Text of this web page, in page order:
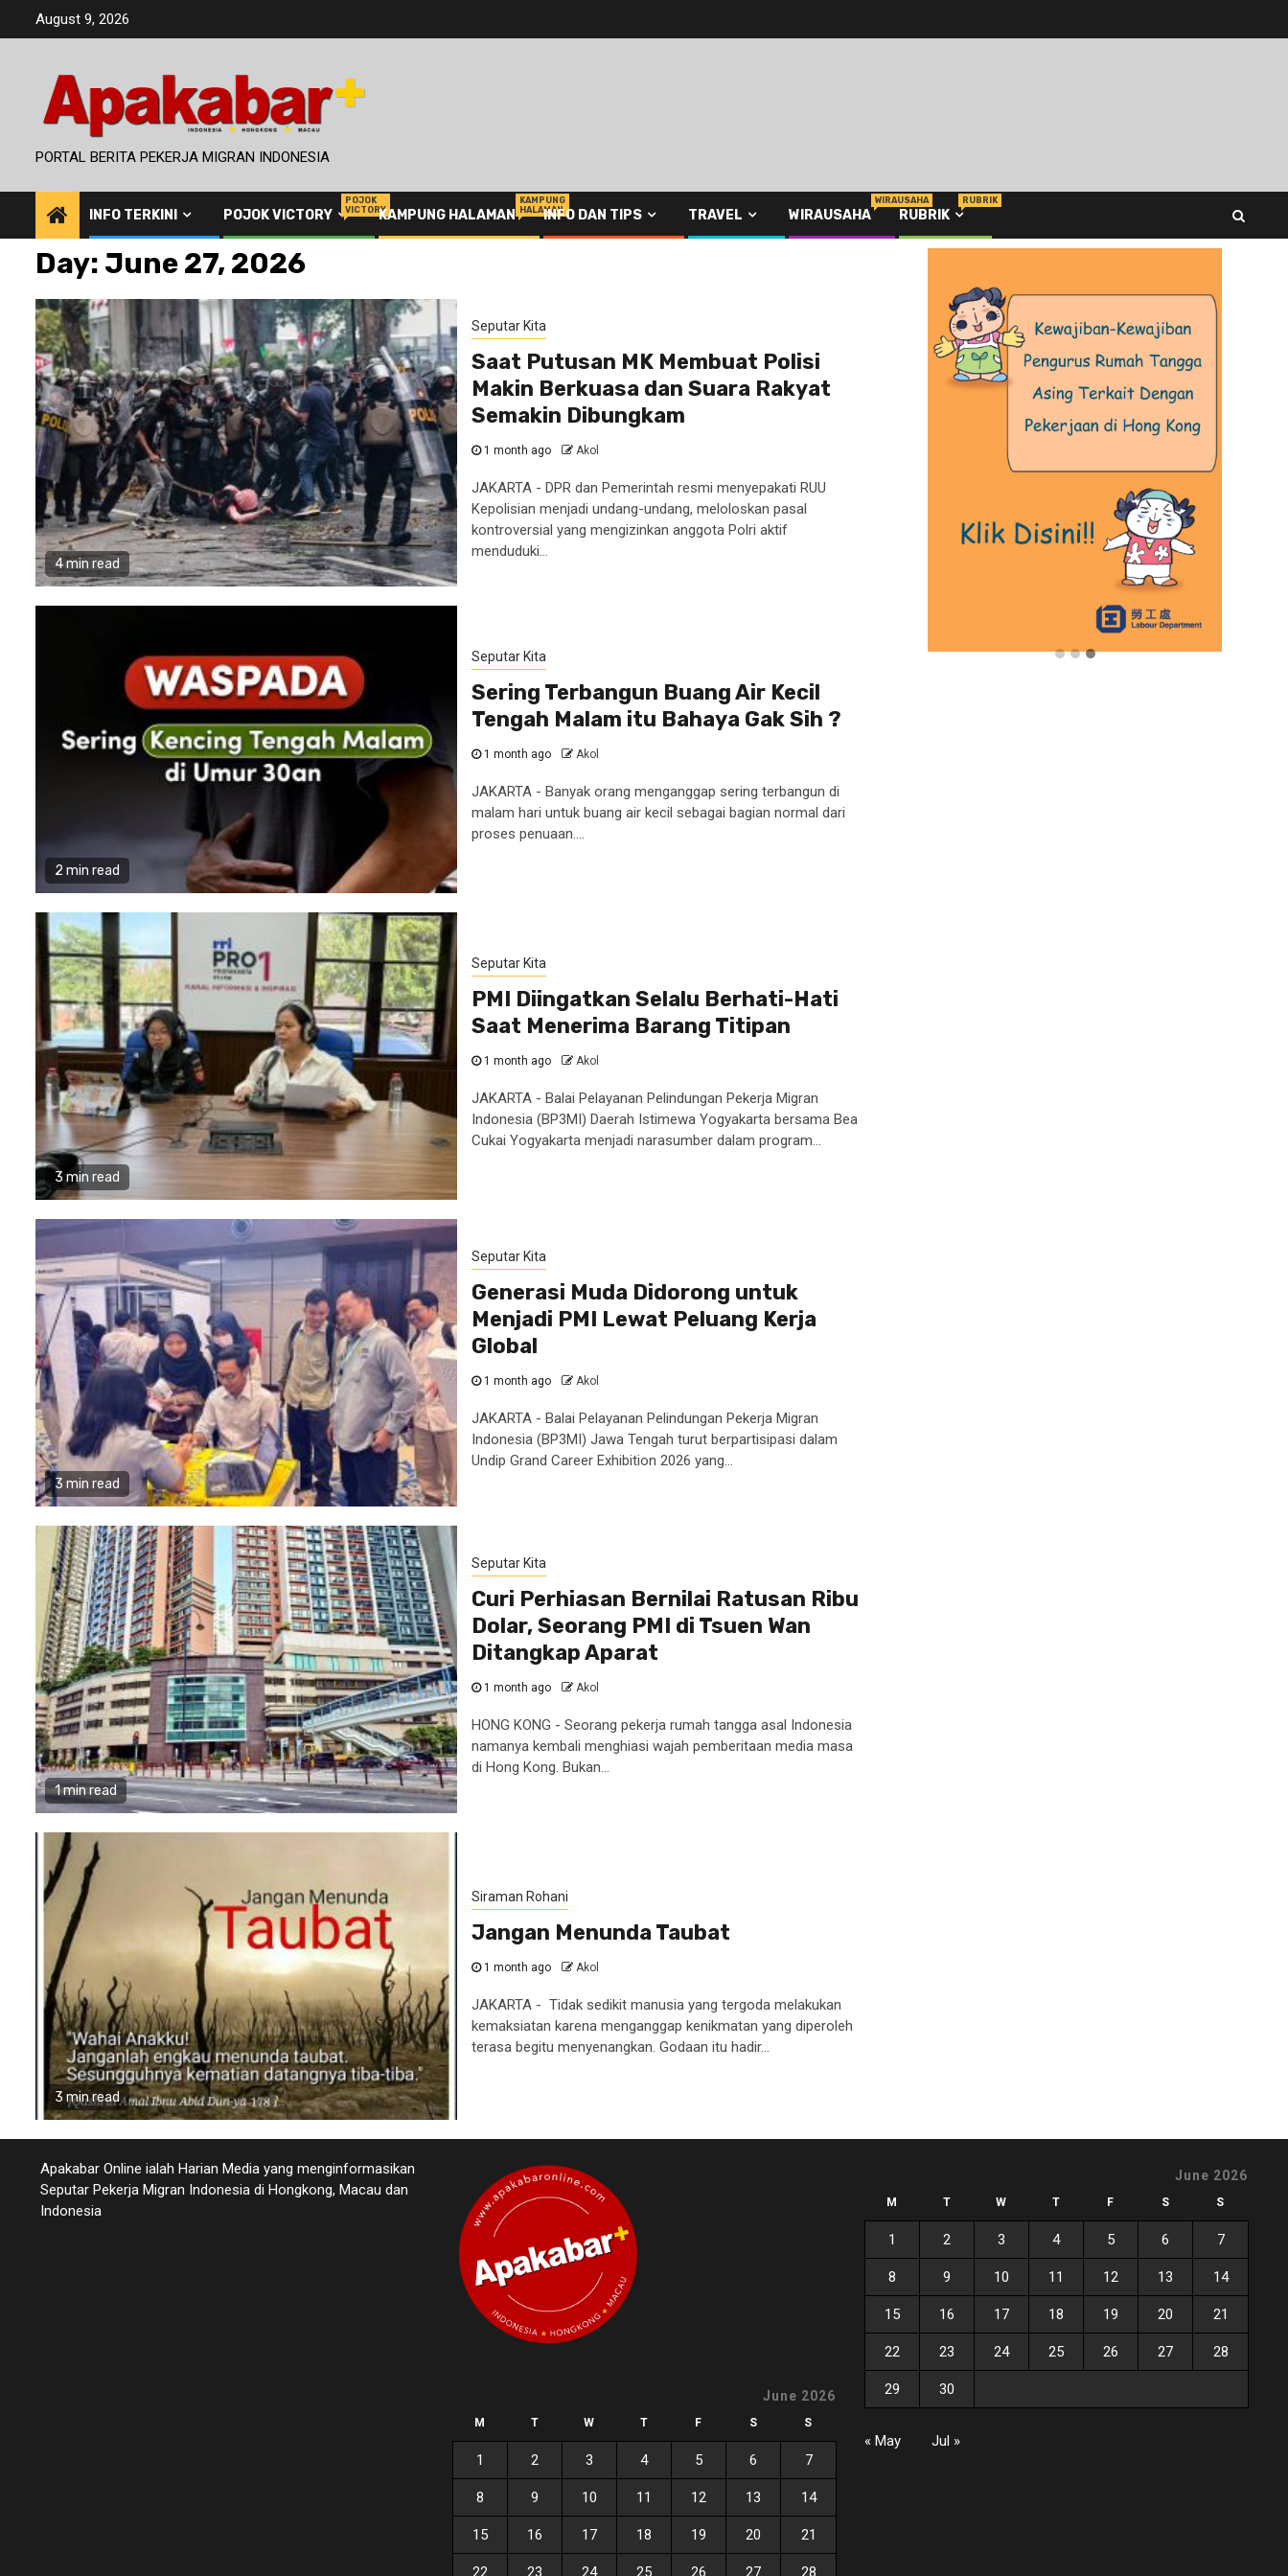
August 9, 2026
PORTAL BERITA PEKERJA MIGRAN INDONESIA
INFO TERKINI POJOK VICTORY
POJOK
VICTORYKAMPUNG HALAMAN
KAMPUNG
HALAMANINFO DAN TIPS TRAVEL WIRAUSAHA
WIRAUSAHA
RUBRIK
RUBRIK
Day: June 27, 2026
4 min read
Seputar Kita
Saat Putusan MK Membuat Polisi
Makin Berkuasa dan Suara Rakyat
Semakin Dibungkam
1 month ago Akol
JAKARTA - DPR dan Pemerintah resmi menyepakati RUU
Kepolisian menjadi undang-undang, meloloskan pasal
kontroversial yang mengizinkan anggota Polri aktif
menduduki...
2 min read
Seputar Kita
Sering Terbangun Buang Air Kecil
Tengah Malam itu Bahaya Gak Sih ?
1 month ago Akol
JAKARTA - Banyak orang menganggap sering terbangun di
malam hari untuk buang air kecil sebagai bagian normal dari
proses penuaan....
3 min read
Seputar Kita
PMI Diingatkan Selalu Berhati-Hati
Saat Menerima Barang Titipan
1 month ago Akol
JAKARTA - Balai Pelayanan Pelindungan Pekerja Migran
Indonesia (BP3MI) Daerah Istimewa Yogyakarta bersama Bea
Cukai Yogyakarta menjadi narasumber dalam program...
3 min read
Seputar Kita
Generasi Muda Didorong untuk
Menjadi PMI Lewat Peluang Kerja
Global
1 month ago Akol
JAKARTA - Balai Pelayanan Pelindungan Pekerja Migran
Indonesia (BP3MI) Jawa Tengah turut berpartisipasi dalam
Undip Grand Career Exhibition 2026 yang...
1 min read
Seputar Kita
Curi Perhiasan Bernilai Ratusan Ribu
Dolar, Seorang PMI di Tsuen Wan
Ditangkap Aparat
1 month ago Akol
HONG KONG - Seorang pekerja rumah tangga asal Indonesia
namanya kembali menghiasi wajah pemberitaan media masa
di Hong Kong. Bukan...
3 min read
Siraman Rohani
Jangan Menunda Taubat
1 month ago Akol
JAKARTA - Tidak sedikit manusia yang tergoda melakukan
kemaksiatan karena menganggap kenikmatan yang diperoleh
terasa begitu menyenangkan. Godaan itu hadir...
Apakabar Online ialah Harian Media yang menginformasikan
Seputar Pekerja Migran Indonesia di Hongkong, Macau dan
Indonesia
June 2026
M T W T F S S
1 2 3 4 5 6 7
8 9 10 11 12 13 14
15 16 17 18 19 20 21
22 23 24 25 26 27 28
June 2026
M T W T F S S
1 2 3 4 5 6 7
8 9 10 11 12 13 14
15 16 17 18 19 20 21
22 23 24 25 26 27 28
29 30
« May Jul »